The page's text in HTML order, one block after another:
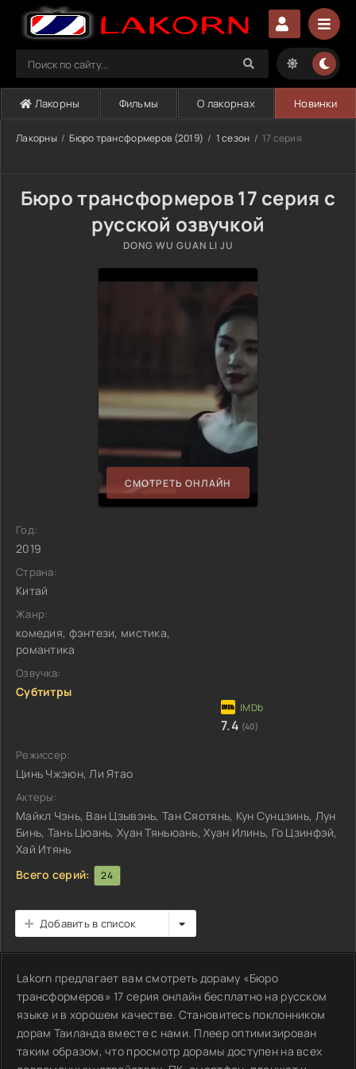
Лакорны Фильмы О лакорнах Новинки
Лакорны Бюро трансформеров (2019) 1 сезон 17 серия
Бюро трансформеров 17 серия с
русской озвучкой
DONG WU GUAN LI JU
СМОТРЕТЬ ОНЛАЙН
Год:
2019
Страна:
Китай
Жанр:
комедия, фэнтези, мистика,
романтика
Озвучка:
Субтитры
7.4 (40)
Режиссер:
Цинь Чжэюн, Ли Ятао
Актеры:
Майкл Чэнь, Ван Цзывэнь, Тан Сяотянь, Кун Сунцзинь, Лун
Бинь, Тань Цюань, Хуан Тяньюань, Хуан Илинь, Го Цзинфэй,
Хай Итянь
Всего серий:
24
Добавить в список
Lakorn предлагает вам смотреть дораму «Бюро
трансформеров» 17 серия онлайн бесплатно на русском
языке и в хорошем качестве. Становитесь поклонником
дорам Таиланда вместе с нами. Плеер оптимизирован
таким образом, что просмотр дорамы доступен на всех